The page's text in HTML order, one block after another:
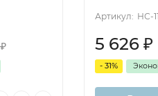
₽
Артикул: НС-
5 626₽
- 31%